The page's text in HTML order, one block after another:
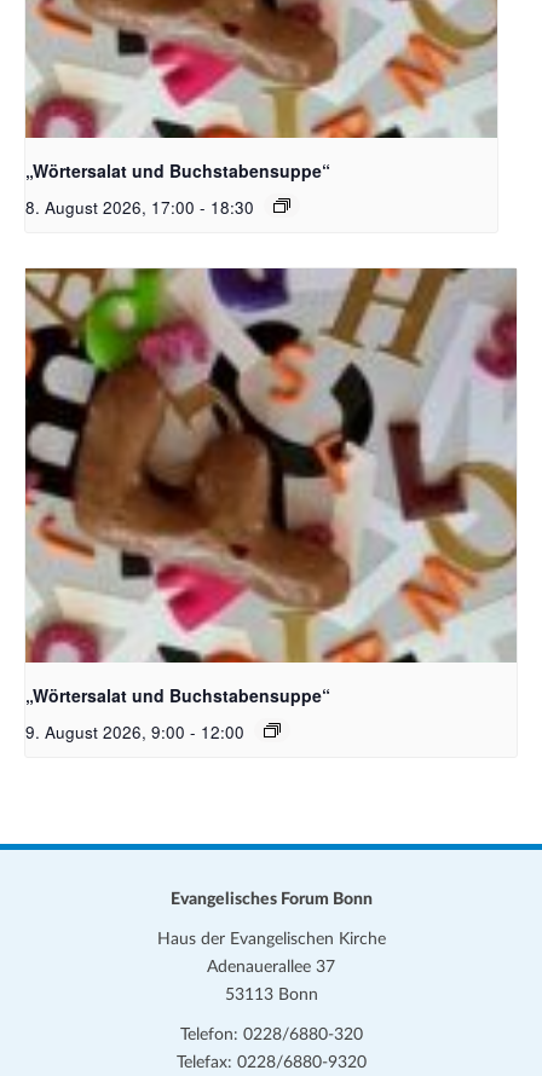
Bildquelle_ Pixabay Free_Christoph Meinersmann
„Wörtersalat und Buchstabensuppe“
8. August 2026, 17:00 - 18:30
Bildquelle_ Pixabay Free_Christoph Meinersmann
„Wörtersalat und Buchstabensuppe“
9. August 2026, 9:00 - 12:00
Evangelisches Forum Bonn
Haus der Evangelischen Kirche
Adenauerallee 37
53113 Bonn
Telefon: 0228/6880-320
Telefax: 0228/6880-9320